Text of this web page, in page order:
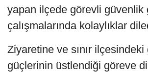
yapan ilçede görevli güvenlik
çalışmalarında kolaylıklar
Ziyaretine ve sınır
güçlerinin üstlendiği göreve